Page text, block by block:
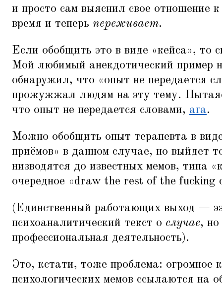
и просто сам выяснил свое отношение
время и теперь переживает.
Если обобщить это в виде «кейса», то
Мой любимый анекдотический пример
обнаружил, что «опыт не передается
прожужжал людям на эту тему.
что опыт не передается словами, ага.
Можно обобщить опыт терапевта в
приёмов» в данном случае, но выйдет
низводятся до известных мемов, типа «
очередное «draw the rest of the fucking
(Единственный работающих выход —
психоаналитический текст о случае, но
профессиональная деятельность).
Это, кстати, тоже проблема: огромное
психологических мемов ссылаются на